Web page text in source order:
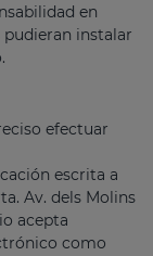
en
pudieran instalar
efectuar
escrita a
Av. dels Molins
acepta
como